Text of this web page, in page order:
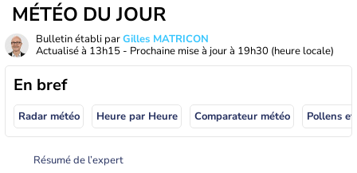
MÉTÉO DU JOUR
Bulletin établi parGilles MATRICON
Actualisé à 13h15 - Prochaine mise à jour à 19h30 (heure locale)
En bref
Radar météo Heure par Heure Comparateur météo Pollens
Résumé de l’expert